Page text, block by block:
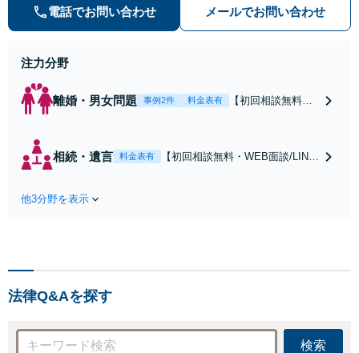
数。オーダーメイドのサービスで問
題解決や事業の推進を強力にサポー
電話でお問い合わせ メールでお問い合わせ
注力分野
離婚・男女問題 事例2件 料金表有
【初回相談無料・
倫の早期解決】
相続・遺言 料金表有
【初回相談無料・WEB面談/LINE
【地域密着】
他3分野を表示
法律Q&Aを探す
検索